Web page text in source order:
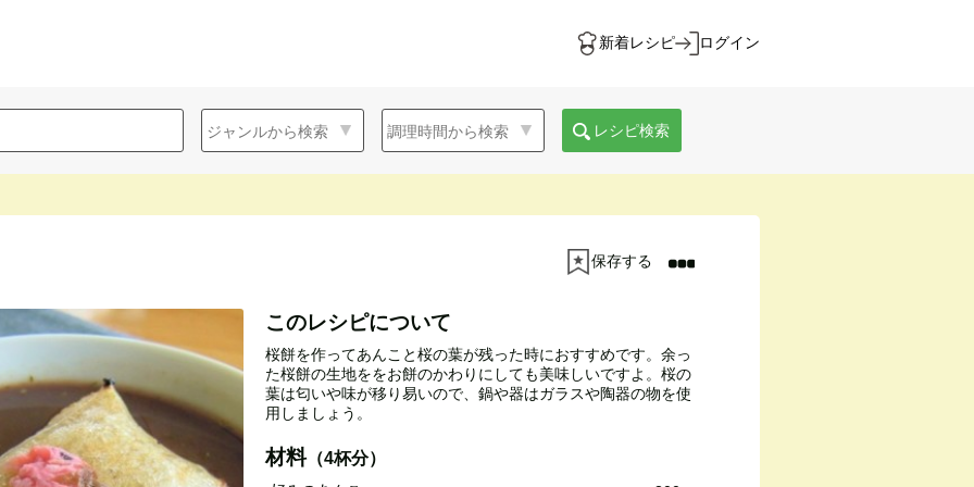
新着レシピ ログイン
レシピ検索
保存する
このレシピについて
桜餅を作ってあんこと桜の葉が残った時におすすめです。余っ
た桜餅の生地ををお餅のかわりにしても美味しいですよ。桜の
葉は匂いや味が移り易いので、鍋や器はガラスや陶器の物を使
用しましょう。
材料（4杯分）